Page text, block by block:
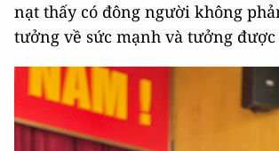
nạt thấy có đông người không
tưởng về sức mạnh và tưởng được